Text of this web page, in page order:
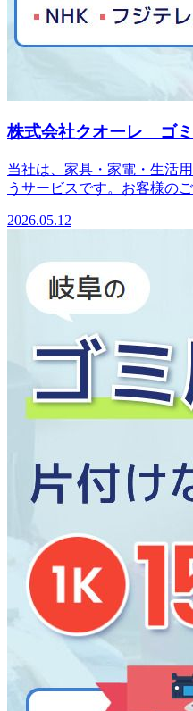
株式会社クオーレ ゴ
当社は、家具・家電・生活
うサービスです。お客様の
2026.05.12